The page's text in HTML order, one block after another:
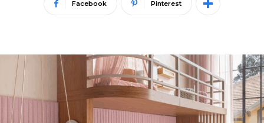
Facebook Pinterest